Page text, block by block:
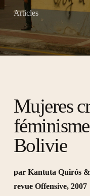
Articles
Mujeres
Bolivie
par Kantuta Quirós
revue Offensive, 2007